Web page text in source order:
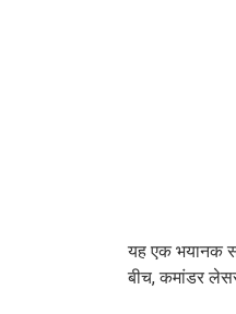
यह एक भयानक
बीच, कमांडर